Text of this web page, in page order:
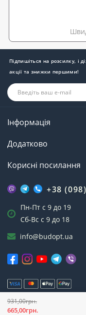
931,00грн.
665,00грн.
Підпишіться на розсилку, і
акції та знижки першими!
Інформація
Додатково
Корисні посилання
+38
Пн-Пт с 9 до 19
Сб-Вс с 9 до 18
info@budopt.ua
Інтернет-магазин